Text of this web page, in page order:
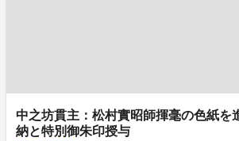
中之坊貫主：松村實昭師揮毫の色紙
納と特別御朱印授与